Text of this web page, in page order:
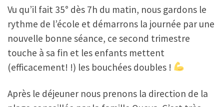
Vu qu’il fait 35° dès 7h du matin, nous gardons le
rythme de l’école et démarrons la journée par une
nouvelle bonne séance, ce second trimestre
touche à sa fin et les enfants mettent
(efficacement! !) les bouchées doubles !
Après le déjeuner nous prenons la direction de la